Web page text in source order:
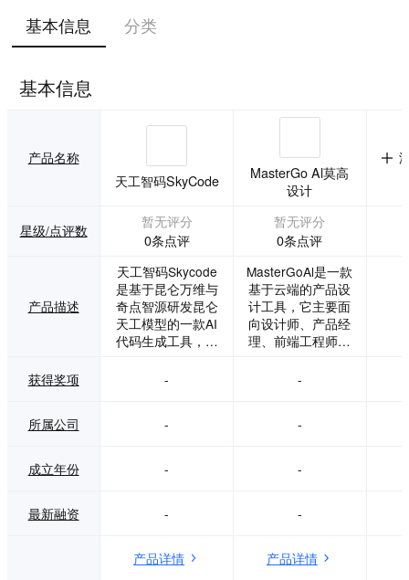
基本信息 分类
基本信息
产品名称
天工智码SkyCode
MasterGo Al莫高
设计
星级/点评数
暂无评分
0条点评
暂无评分
0条点评
产品描述
天工智码Skycode
是基于昆仑万维与
奇点智源研发昆仑
天工模型的一款AI
代码生成工具，AI
MasterGoAl是一款
基于云端的产品设
计工具，它主要面
向设计师、产品经
理、前端工程师以
获得奖项 - -
所属公司 - -
成立年份 - -
最新融资 - -
产品详情 产品详情